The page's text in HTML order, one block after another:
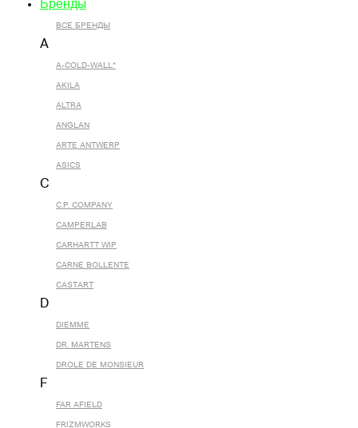
Бренды
ВСЕ БРЕНДЫ
A
A-COLD-WALL*
AKILA
ALTRA
ANGLAN
ARTE ANTWERP
ASICS
C
C.P. COMPANY
CAMPERLAB
CARHARTT WIP
CARNE BOLLENTE
CASTART
D
DIEMME
DR. MARTENS
DROLE DE MONSIEUR
F
FAR AFIELD
FRIZMWORKS